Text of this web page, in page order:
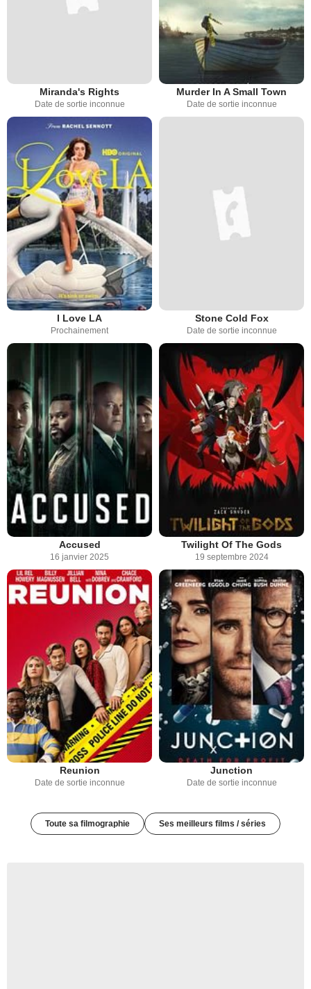
Miranda's Rights
Date de sortie inconnue
Murder In A Small Town
Date de sortie inconnue
I Love LA
Prochainement
Stone Cold Fox
Date de sortie inconnue
Accused
16 janvier 2025
Twilight Of The Gods
19 septembre 2024
Reunion
Date de sortie inconnue
Junction
Date de sortie inconnue
Toute sa filmographie Ses meilleurs films / séries